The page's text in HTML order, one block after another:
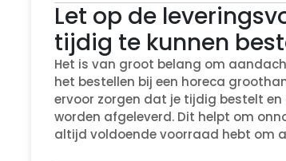
Let op de
tijdig te kunnen
Het is van groot belang om
het bestellen bij een horeca
ervoor zorgen dat je tijdig bestelt
worden afgeleverd. Dit helpt om
altijd voldoende voorraad hebt om